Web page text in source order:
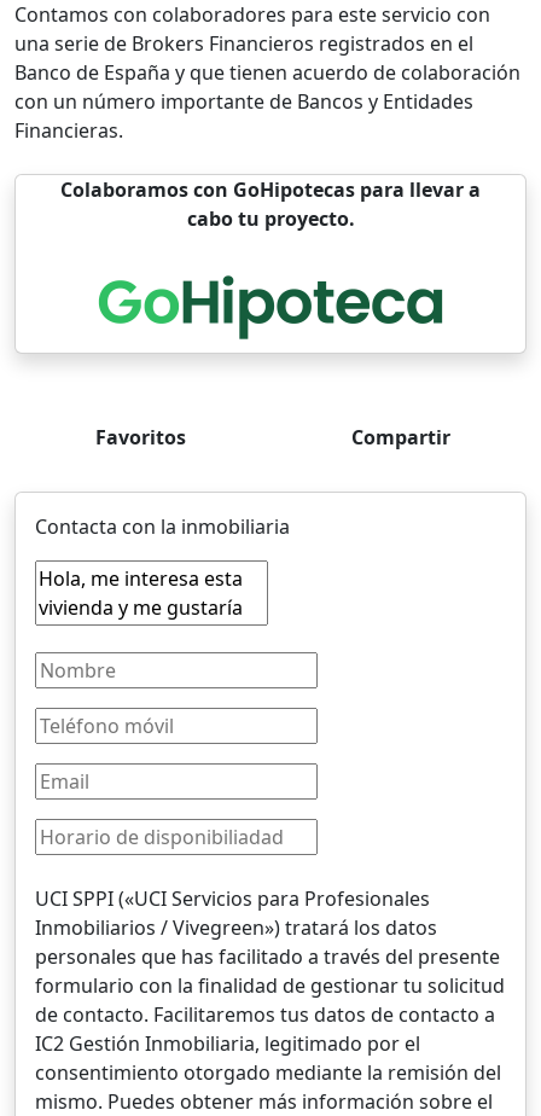
Contamos con colaboradores para este servicio con
una serie de Brokers Financieros registrados en el
Banco de España y que tienen acuerdo de colaboración
con un número importante de Bancos y Entidades
Financieras.
Colaboramos con GoHipotecas para llevar a
cabo tu proyecto.
Favoritos Compartir
Contacta con la inmobiliaria
UCI SPPI («UCI Servicios para Profesionales
Inmobiliarios / Vivegreen») tratará los datos
personales que has facilitado a través del presente
formulario con la finalidad de gestionar tu solicitud
de contacto. Facilitaremos tus datos de contacto a
IC2 Gestión Inmobiliaria, legitimado por el
consentimiento otorgado mediante la remisión del
mismo. Puedes obtener más información sobre el